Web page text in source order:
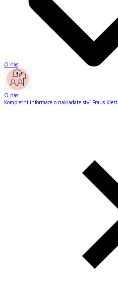
O nás
O nás
Kompletní informace o nakladatelství Fraus Klett